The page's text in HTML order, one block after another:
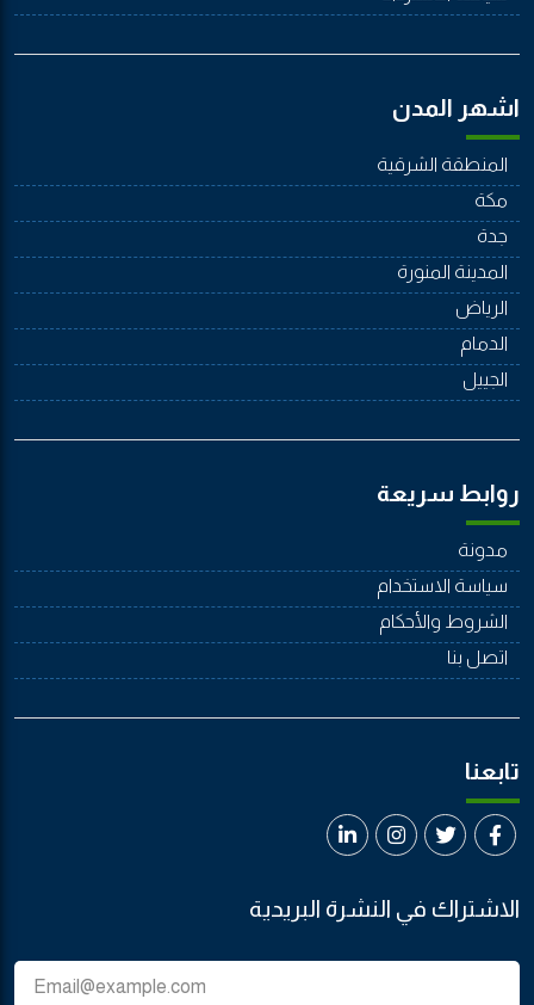
اشهر المدن
المنطقة الشرقية
مكة
جدة
المدينة المنورة
الرياض
الدمام
الجييل
روابط سريعة
مدونة
سياسة الاستخدام
الشروط والأحكام
اتصل بنا
تابعنا
الاشتراك في النشرة البريدية